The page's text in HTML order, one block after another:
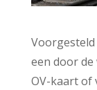
een door
OV-kaart of